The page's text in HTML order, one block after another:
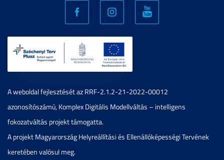
A weboldal fejlesztését az RRF-2.1.2-21-2022-00012
azonosítószámú, Komplex Digitális Modellváltás – intelligens
fokozatváltás projekt támogatta.
A projekt Magyarország Helyreállítási és Ellenállóképességi Tervének
keretében valósul meg.